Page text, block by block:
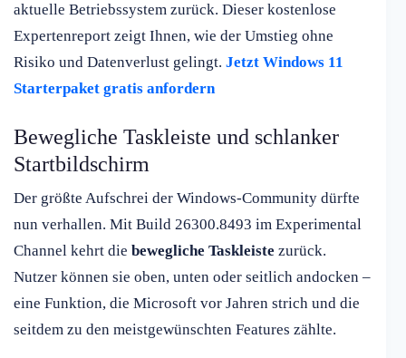
aktuelle Betriebssystem zurück. Dieser kostenlose
Expertenreport zeigt Ihnen, wie der Umstieg ohne
Risiko und Datenverlust gelingt. Jetzt Windows 11
Starterpaket gratis anfordern
Bewegliche Taskleiste und schlanker
Startbildschirm
Der größte Aufschrei der Windows-Community dürfte
nun verhallen. Mit Build 26300.8493 im Experimental
Channel kehrt die bewegliche Taskleiste zurück.
Nutzer können sie oben, unten oder seitlich andocken –
eine Funktion, die Microsoft vor Jahren strich und die
seitdem zu den meistgewünschten Features zählte.